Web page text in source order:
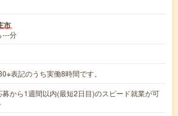
市
---分
表記のうち実働8時間です。
募から1週間以内(最短2日目)のスピード就業が可